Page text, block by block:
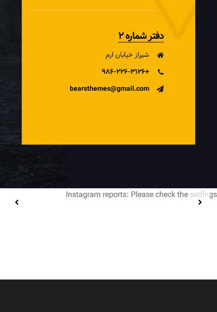
دفتر شماره 2
شیراز خیابان ارم
+986-226-3126
bearsthemes@gmail.com
Instagram reports: Please check the settings